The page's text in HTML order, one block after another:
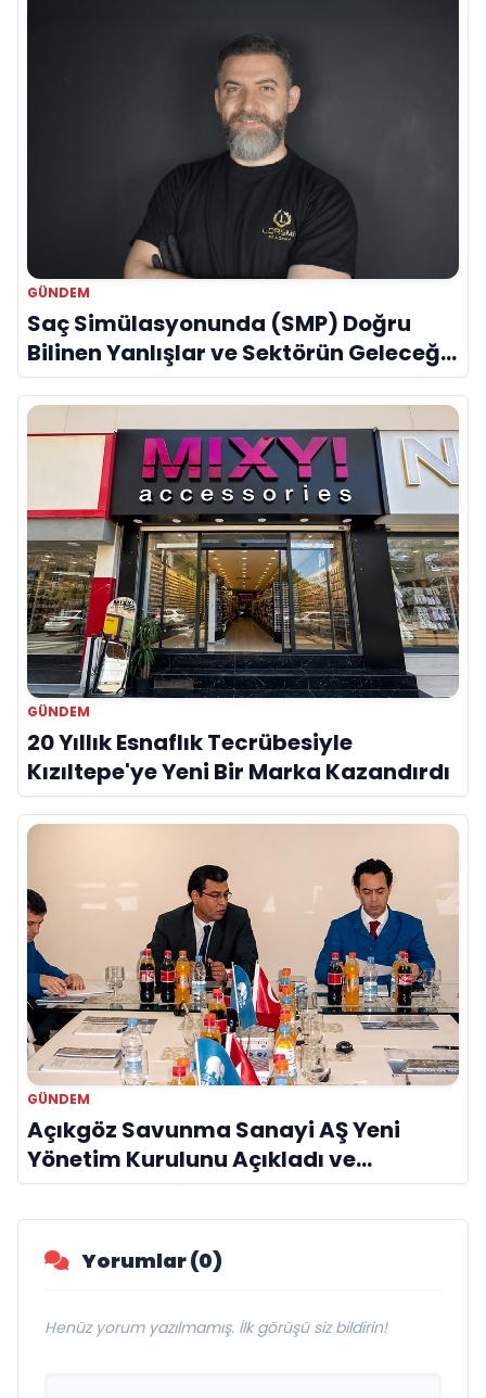
GÜNDEM
Saç Simülasyonunda (SMP) Doğru
Bilinen Yanlışlar ve Sektörün Geleceği:
Onur Akdeniz ile Özel Röportaj
GÜNDEM
20 Yıllık Esnaflık Tecrübesiyle
Kızıltepe'ye Yeni Bir Marka Kazandırdı
GÜNDEM
Açıkgöz Savunma Sanayi AŞ Yeni
Yönetim Kurulunu Açıkladı ve
Savunma Sanayinde Küresel Vizyon
Vurgusu
Yorumlar (0)
Henüz yorum yazılmamış. İlk görüşü siz bildirin!